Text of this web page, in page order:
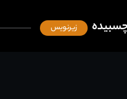
زیرنویس